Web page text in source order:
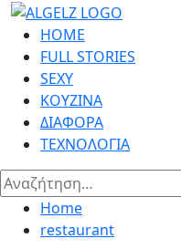
Skip
content
Primary
Menu
HOME
FULL STORIES
SEXY
ΚΟΥΖΙΝΑ
ΔΙΑΦΟΡΑ
ΤΕΧΝΟΛΟΓΙΑ
Αναζήτηση
για:
Home
restaurant